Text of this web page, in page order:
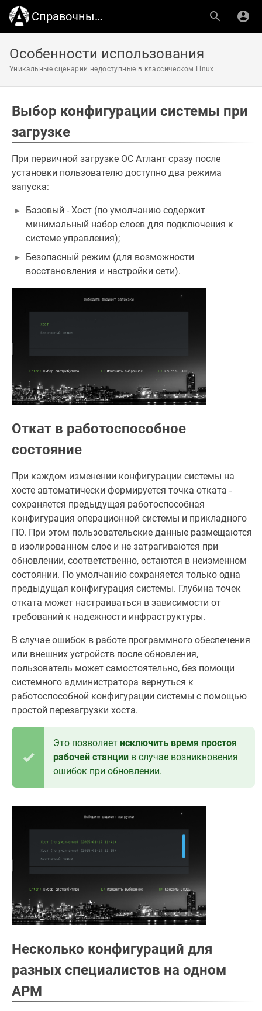
Справочный центр АТЛАНТ
Особенности использования
Уникальные сценарии недоступные в классическом Linux
Выбор конфигурации системы при
загрузке
При первичной загрузке ОС Атлант сразу после
установки пользователю доступно два режима
запуска:
Базовый - Хост (по умолчанию содержит
минимальный набор слоев для подключения к
системе управления);
Безопасный режим (для возможности
восстановления и настройки сети).
Откат в работоспособное
состояние
При каждом изменении конфигурации системы на
хосте автоматически формируется точка отката -
сохраняется предыдущая работоспособная
конфигурация операционной системы и прикладного
ПО. При этом пользовательские данные размещаются
в изолированном слое и не затрагиваются при
обновлении, соответственно, остаются в неизменном
состоянии. По умолчанию сохраняется только одна
предыдущая конфигурация системы. Глубина точек
отката может настраиваться в зависимости от
требований к надежности инфраструктуры.
В случае ошибок в работе программного обеспечения
или внешних устройств после обновления,
пользователь может самостоятельно, без помощи
системного администратора вернуться к
работоспособной конфигурации системы с помощью
простой перезагрузки хоста.
Это позволяет исключить время простоя
рабочей станции в случае возникновения
ошибок при обновлении.
Несколько конфигураций для
разных специалистов на одном
АРМ